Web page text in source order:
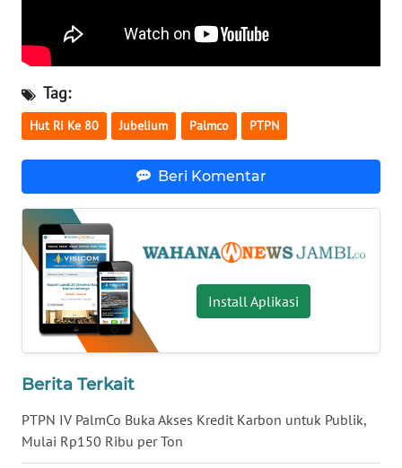
Tag:
Hut Ri Ke 80 Jubelium Palmco PTPN
Beri Komentar
Install Aplikasi
Berita Terkait
PTPN IV PalmCo Buka Akses Kredit Karbon untuk Publik,
Mulai Rp150 Ribu per Ton
WN
WN
SUMBAR
WN
SUMSEL
WN
BENGKULU
WN
LAMPUNG
WN